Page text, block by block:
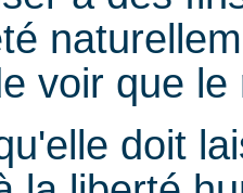
voir que
doit